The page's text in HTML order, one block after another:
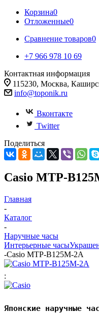
Корзина0
Отложенные0
Сравнение товаров0
+7 966 978 10 69
Контактная информация
115230, Москва,
info@toponik.ru
Вконтакте
Twitter
Поделиться
Casio MTP-
Главная
-
Каталог
-
Наручные часы
Интерьерные часы
-Casio MTP-B125M-2A
:
Японские наручные